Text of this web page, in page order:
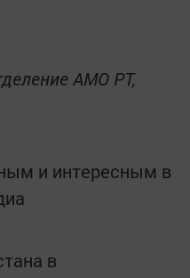
АМО РТ,
и интересным в
в